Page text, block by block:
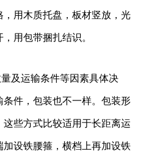
用木质托盘，板材竖放，光
用包带捆扎结识。
及运输条件等因素具体决
件，包装也不一样。包装形
些方式比较适用于长距离运
设铁腰箍，横档上再加设铁